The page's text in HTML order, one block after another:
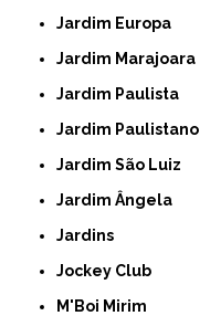
Jardim Europa
Jardim Marajoara
Jardim Paulista
Jardim Paulistano
Jardim São Luiz
Jardim Ângela
Jardins
Jockey Club
M'Boi Mirim